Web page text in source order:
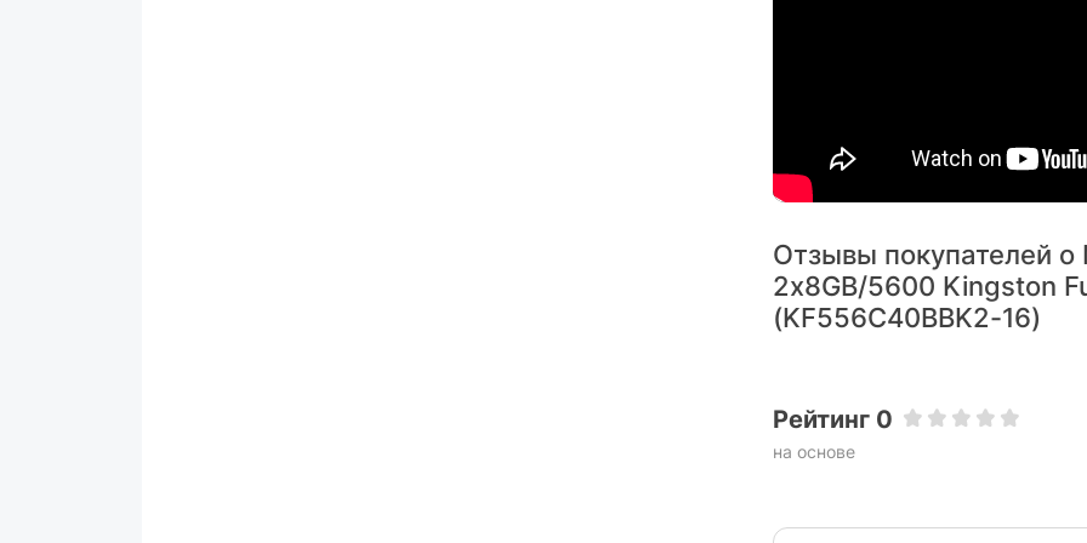
Сертифицированные модули AMD
включают также профили Intel XMP
платформой по вашему выбору.
Отзывы покупателей о
2x8GB/5600 Kingston
(KF556C40BBK2-16)
Рейтинг 0
на основе